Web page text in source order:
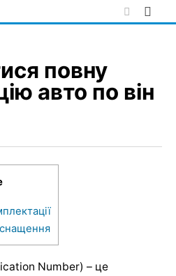
повну
авто по він
Number) – це